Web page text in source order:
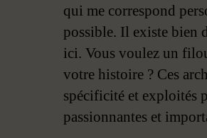
qui me correspond
possible. Il existe bien
ici. Vous voulez un
votre histoire ? Ces
spécificité et exploités
passionnantes et